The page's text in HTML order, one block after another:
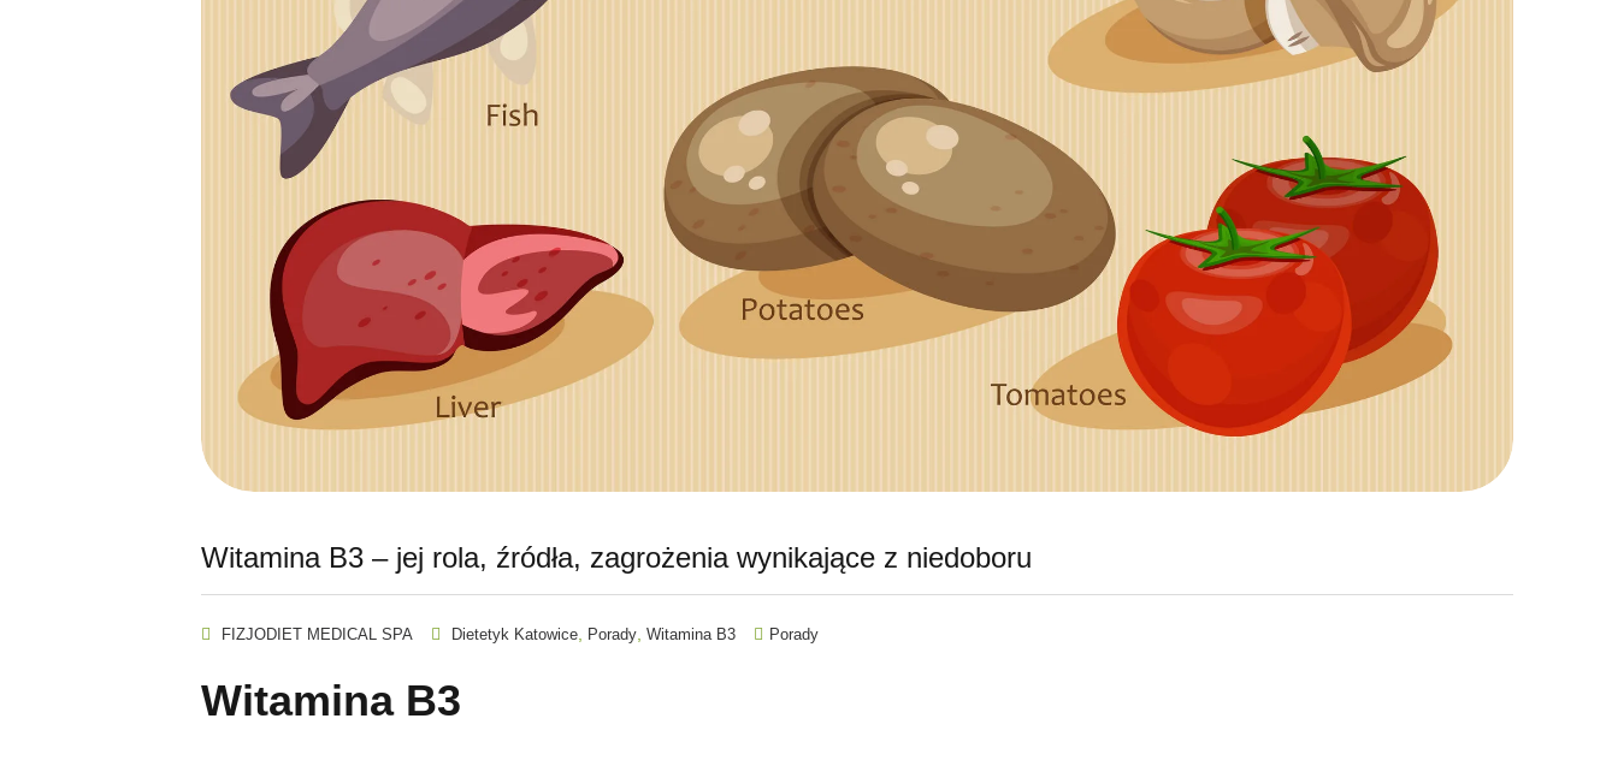
Witamina B3 – jej rola, źródła, zagrożenia wynikające z niedoboru
FIZJODIET MEDICAL SPA Dietetyk Katowice Porady Witamina B3 Porady
Witamina B3